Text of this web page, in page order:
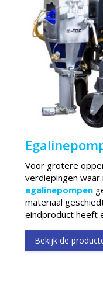
Voor grotere
verdiepingen
egalinepompen
materiaal
eindproduct heeft
Bekijk de